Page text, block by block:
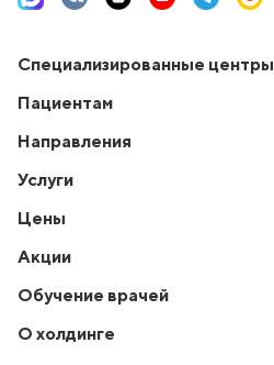
Специализированные центры
Пациентам
Направления
Услуги
Цены
Акции
Обучение врачей
О холдинге